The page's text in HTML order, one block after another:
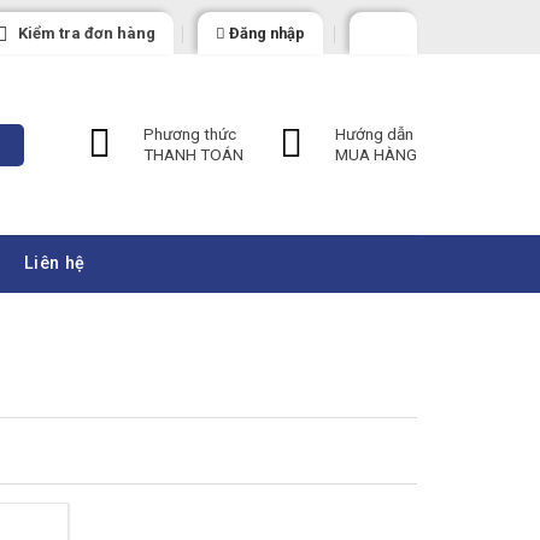
Kiểm tra đơn hàng Đăng nhập
Phương thức
THANH TOÁN
Hướng dẫn
MUA HÀNG
Liên hệ